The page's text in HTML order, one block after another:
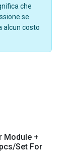
che
se
alcun costo
Module +
Set For